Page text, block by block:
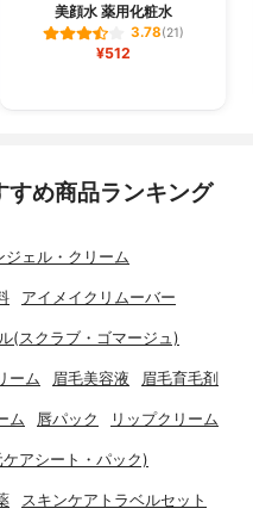
美顔水 薬用化粧水
3.78(21)
¥512
すめ商品ランキング
ジェル・クリーム
アイメイクリムーバー
(スクラブ・ゴマージュ)
ーム 眉毛美容液 眉毛育毛剤
ム 唇パック リップクリーム
アシート・パック)
スキンケアトラベルセット